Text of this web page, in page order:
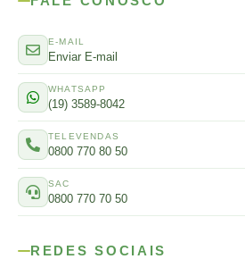
E-MAIL
Enviar E-mail
WHATSAPP
(19) 3589-8042
TELEVENDAS
0800 770 80 50
SAC
0800 770 70 50
REDES SOCIAIS